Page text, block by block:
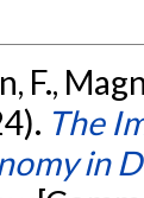
F.,
The
in